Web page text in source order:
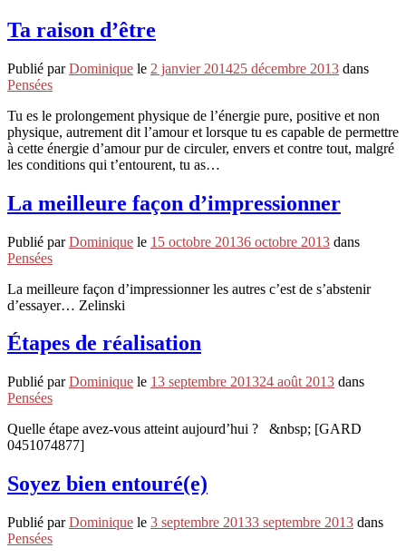
Ta raison d’être
Publié parDominique le 2 janvier 201425 décembre 2013 dans
Pensées
Tu es le prolongement physique de l’énergie pure, positive et non
physique, autrement dit l’amour et lorsque tu es capable de permettre
à cette énergie d’amour pur de circuler, envers et contre tout, malgré
les conditions qui t’entourent, tu as…
La meilleure façon d’impressionner
Publié parDominique le 15 octobre 20136 octobre 2013 dans
Pensées
La meilleure façon d’impressionner les autres c’est de s’abstenir
d’essayer… Zelinski
Étapes de réalisation
Publié parDominique le 13 septembre 201324 août 2013 dans
Pensées
Quelle étape avez-vous atteint aujourd’hui ? &nbsp; [GARD
0451074877]
Soyez bien entouré(e)
Publié parDominique le 3 septembre 20133 septembre 2013 dans
Pensées